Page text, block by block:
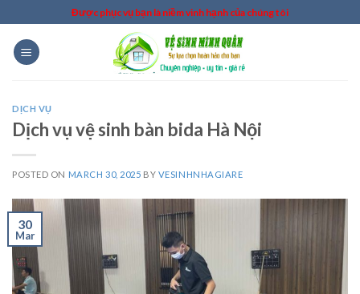
to
content
Được phục vụ bạn là niềm vinh hạnh của chúng tôi
DỊCH VỤ
Dịch vụ vệ sinh bàn bida Hà Nội
POSTED ON MARCH 30, 2025 BY VESINHNHAGIARE
30
Mar